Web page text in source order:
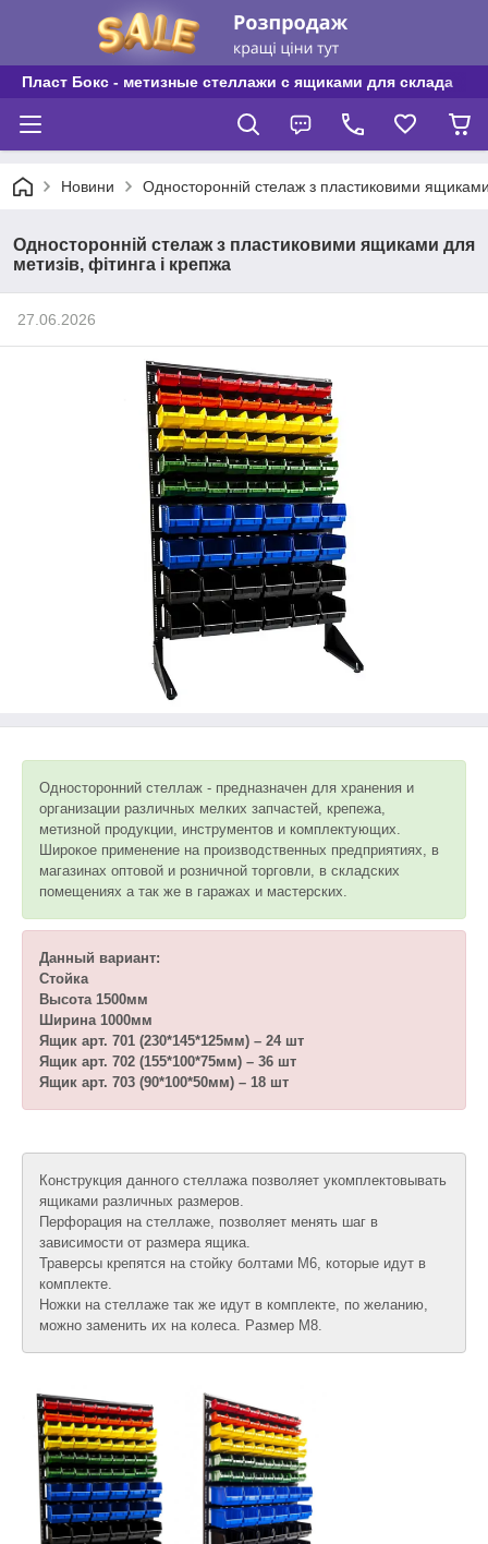
Пласт Бокс - метизные стеллажи с ящиками для склада
Новини Односторонній стелаж з пластиковими
Односторонній стелаж з пластиковими ящиками для
метизів, фітинга і крепжа
27.06.2026
Односторонний стеллаж - предназначен для хранения и
организации различных мелких запчастей, крепежа,
метизной продукции, инструментов и комплектующих.
Широкое применение на производственных предприятиях, в
магазинах оптовой и розничной торговли, в складских
помещениях а так же в гаражах и мастерских.
Данный вариант:
Стойка
Высота 1500мм
Ширина 1000мм
Ящик арт. 701 (230*145*125мм) – 24 шт
Ящик арт. 702 (155*100*75мм) – 36 шт
Ящик арт. 703 (90*100*50мм) – 18 шт
Конструкция данного стеллажа позволяет укомплектовывать
ящиками различных размеров.
Перфорация на стеллаже, позволяет менять шаг в
зависимости от размера ящика.
Траверсы крепятся на стойку болтами М6, которые идут в
комплекте.
Ножки на стеллаже так же идут в комплекте, по желанию,
можно заменить их на колеса. Размер М8.